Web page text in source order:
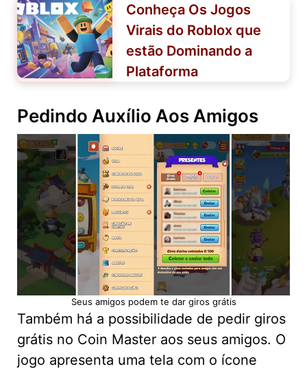
Conheça Os Jogos
Virais do Roblox que
estão Dominando a
Plataforma
Pedindo Auxílio Aos Amigos
Seus amigos podem te dar giros grátis
Também há a possibilidade de pedir giros
grátis no Coin Master aos seus amigos. O
jogo apresenta uma tela com o ícone